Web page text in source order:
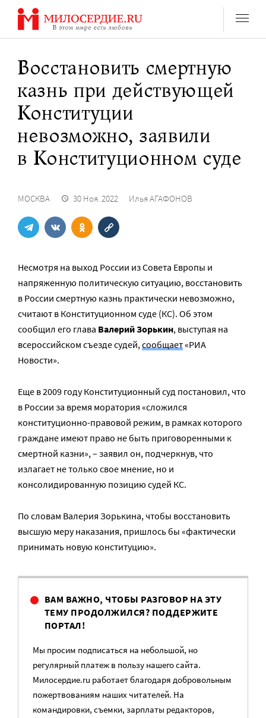
Перейти
содержанию
Восстановить смертную
казнь при действующей
Конституции
невозможно, заявили
в Конституционном суде
МОСКВА 30 Ноя. 2022 Илья АГАФОНОВ
Несмотря на выход России из Совета Европы и
напряженную политическую ситуацию, восстановить
в России смертную казнь практически невозможно,
считают в Конституционном суде (КС). Об этом
сообщил его глава Валерий Зорькин, выступая на
всероссийском съезде судей,сообщает«РИА
Новости».
Еще в 2009 году Конституционный суд постановил, что
в России за время моратория «сложился
конституционно-правовой режим, в рамках которого
граждане имеют право не быть приговоренными к
смертной казни», – заявил он, подчеркнув, что
излагает не только свое мнение, но и
консолидированную позицию судей КС.
По словам Валерия Зорькина, чтобы восстановить
высшую меру наказания, пришлось бы «фактически
принимать новую конституцию».
ВАМ ВАЖНО, ЧТОБЫ РАЗГОВОР НА ЭТУ
ТЕМУ ПРОДОЛЖИЛСЯ? ПОДДЕРЖИТЕ
ПОРТАЛ!
Мы просим подписаться на небольшой, но
регулярный платеж в пользу нашего сайта.
Милосердие.ru работает благодаря добровольным
пожертвованиям наших читателей. На
командировки, съемки, зарплаты редакторов,